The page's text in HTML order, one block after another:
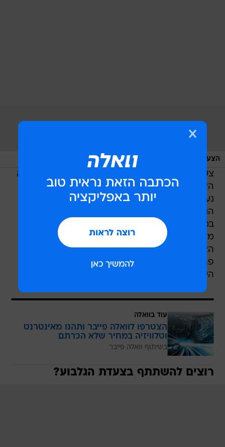
הצעדה בסימן שמירה על אירוס הגלבוע
האזורית גלבוע עם ראשיתו של האביב. הצעדה
נערכת בתקופת שיא פריחתה של שמורת הר
הגלבוע עמוסת הצמחים, פרחים ומשעולים ציוריים.
במשך השנים סוחפת אליה הצעדה המוני מטיילים,
משפחות, חובבי טבע ותיירים זרים. במהלך ימי
הצעדה נחשפים הצועדים לפריחתו המרהיבה של
פרח אירוס הגלבוע הצומח באזורים אלו וכן לנופים
הייחודיים לאזור הגלבוע.
הצטרפו לוואלה פייבר ותהנו מאינטרנט
וטלוויזיה במחיר שלא הכרתם
רוצים להשתתף בצעדת הגלבוע?